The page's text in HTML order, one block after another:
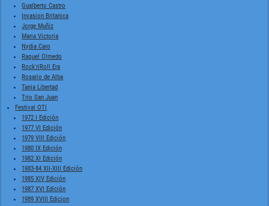
Gualberto Castro
Invasion Britanica
Jorge Muñiz
Maria Victoria
Nydia Caro
Raquel Olmedo
Rock'n'Roll Era
Rosario de Alba
Tania Libertad
Trio San Juan
Festival OTI
1972 I Edición
1977 VI Edición
1979 VIII Edición
1980 IX Edición
1982 XI Edición
1983-84 XII-XIII Edición
1985 XIV Edición
1987 XVI Edición
1989 XVIII Edicion